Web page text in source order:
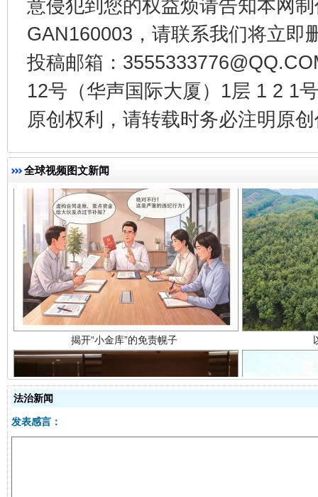
意侵犯到您的权益烦请告知本网
GAN160003，请联系我们将立即
投稿邮箱：
12号（华声国际大厦）1层 1 2 1
原创权利，请转载时务必注明原
全球视频图文新闻
千年窑火 生生不息 一
揭开“小金库”的免责幌子
法治新闻
发表感言：